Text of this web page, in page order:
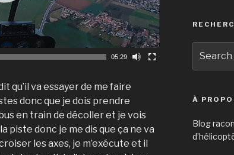
05:29
qu’il va essayer de me faire
donc que je dois prendre
en train de décoller et je vois
piste donc je me dis que ça ne va
les axes, je m’exécute et il
for:
À
Blog